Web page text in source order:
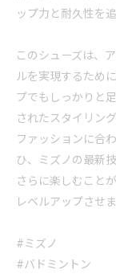
ップ力と耐久性を
このシューズは、
ルを実現するため
プでもしっかりと
されたスタイリン
ファッションに合
ひ、ミズノの最新
さらに楽しむこと
レベルアップさせま
#ミズノ
#バドミントン